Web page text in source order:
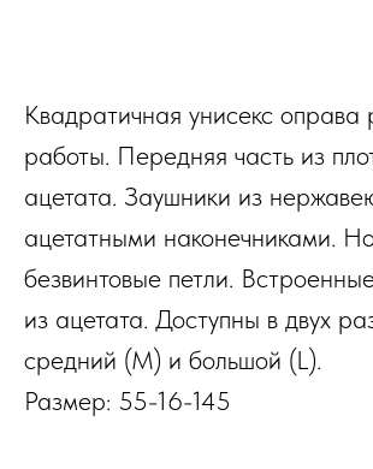
Квадратичная унисекс оправа
работы. Передняя часть из
ацетата. Заушники из
ацетатными наконечниками.
безвинтовые петли.
из ацетата. Доступны в двух
средний (M) и большой (L).
Размер: 55-16-145